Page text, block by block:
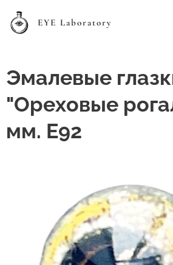
EYE Laboratory
Эмалевые
"Ореховые
мм. Е92